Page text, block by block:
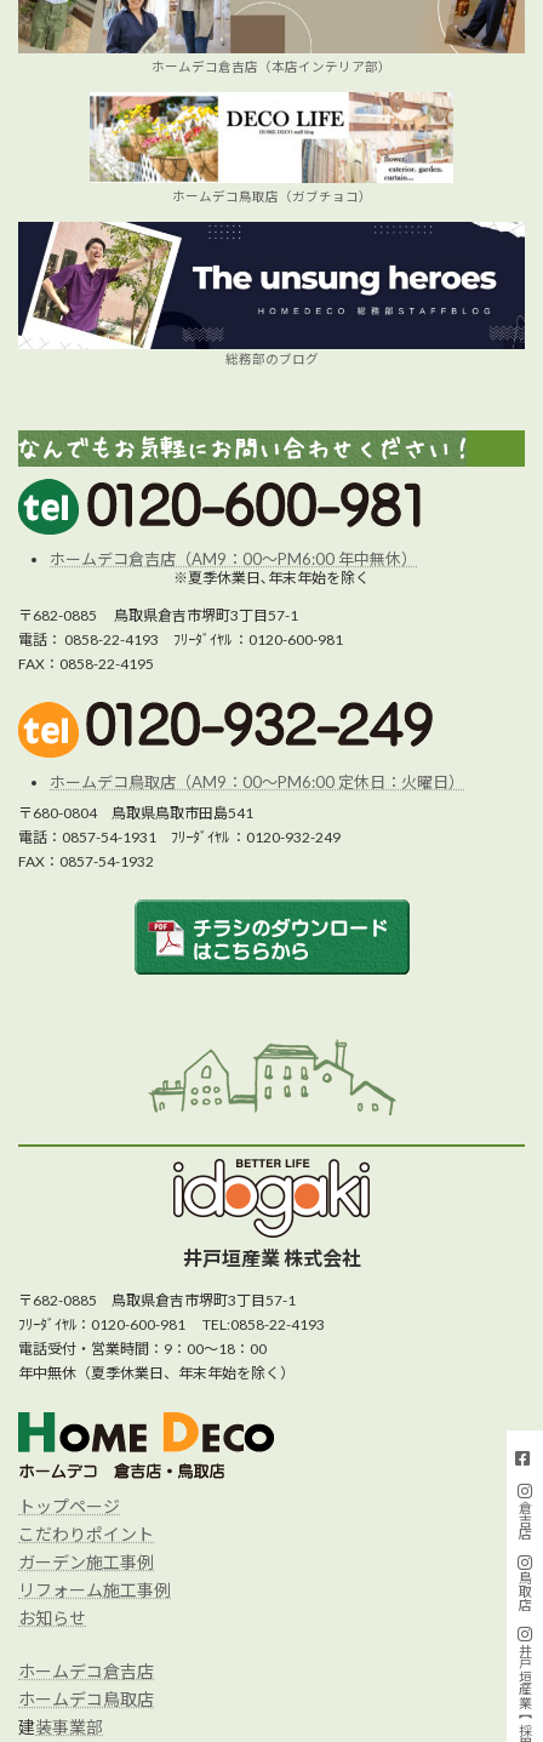
ホームデコ倉吉店（本店インテリア部）
ホームデコ鳥取店（ガブチョコ）
総務部のブログ
ホームデコ倉吉店（AM9：00～PM6:00 年中無休）
※夏季休業日､年末年始を除く
〒682-0885 鳥取県倉吉市堺町3丁目57-1
電話： 0858-22-4193 ﾌﾘｰﾀﾞｲﾔﾙ ：0120-600-981
FAX：0858-22-4195
ホームデコ鳥取店（AM9：00～PM6:00 定休日：火曜日）
〒680-0804 鳥取県鳥取市田島541
電話：0857-54-1931 ﾌﾘｰﾀﾞｲﾔﾙ ：0120-932-249
FAX：0857-54-1932
井戸垣産業 株式会社
〒682-0885 鳥取県倉吉市堺町3丁目57-1
ﾌﾘｰﾀﾞｲﾔﾙ：0120-600-981 TEL:0858-22-4193
電話受付・営業時間：9：00～18：00
年中無休（夏季休業日、年末年始を除く）
トップページ
こだわりポイント
ガーデン施工事例
リフォーム施工事例
お知らせ
ホームデコ倉吉店
ホームデコ鳥取店
建装事業部
倉吉店
鳥取店